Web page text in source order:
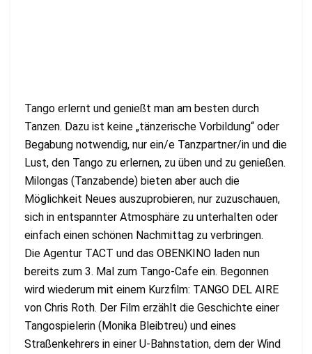
Tango erlernt und genießt man am besten durch
Tanzen. Dazu ist keine „tänzerische Vorbildung“ oder
Begabung notwendig, nur ein/e Tanzpartner/in und die
Lust, den Tango zu erlernen, zu üben und zu genießen.
Milongas (Tanzabende) bieten aber auch die
Möglichkeit Neues auszuprobieren, nur zuzuschauen,
sich in entspannter Atmosphäre zu unterhalten oder
einfach einen schönen Nachmittag zu verbringen.
Die Agentur TACT und das OBENKINO laden nun
bereits zum 3. Mal zum Tango-Cafe ein. Begonnen
wird wiederum mit einem Kurzfilm: TANGO DEL AIRE
von Chris Roth. Der Film erzählt die Geschichte einer
Tangospielerin (Monika Bleibtreu) und eines
Straßenkehrers in einer U-Bahnstation, dem der Wind